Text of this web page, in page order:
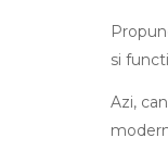
si
Azi,